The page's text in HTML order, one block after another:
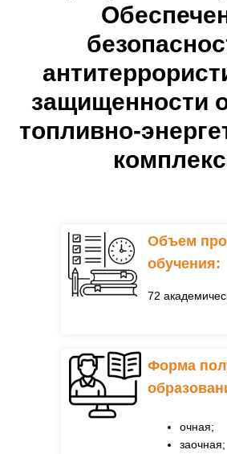
защищенности
топливно-
72
Объем
обучения:
очная;
заочная;
Форма